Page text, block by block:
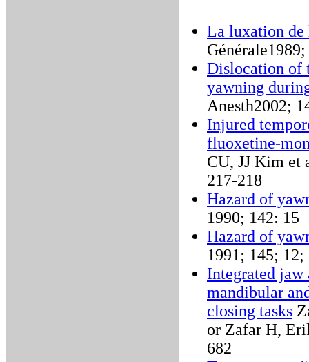
La luxation de
Dislocation of
yawning
Anesth2002;
Injured
fluoxetine-
CU, JJ Kim et
217-218
Hazard of
1990; 142: 15
Hazard of
1991; 145; 12;
Integrated jaw
mandibular
closing tasks
or Zafar H,
682